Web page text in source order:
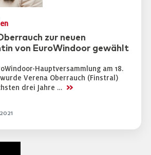
zur neuen
von EuroWindoor gewählt
Hauptversammlung am 18.
Verena Oberrauch (Finstral)
drei Jahre … >>